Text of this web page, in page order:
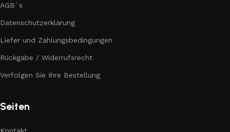
AGB´s
Datenschutzerklärung
Liefer und Zahlungsbedingungen
Rückgabe / Widerrufsrecht
Verfolgen Sie Ihre Bestellung
Seiten